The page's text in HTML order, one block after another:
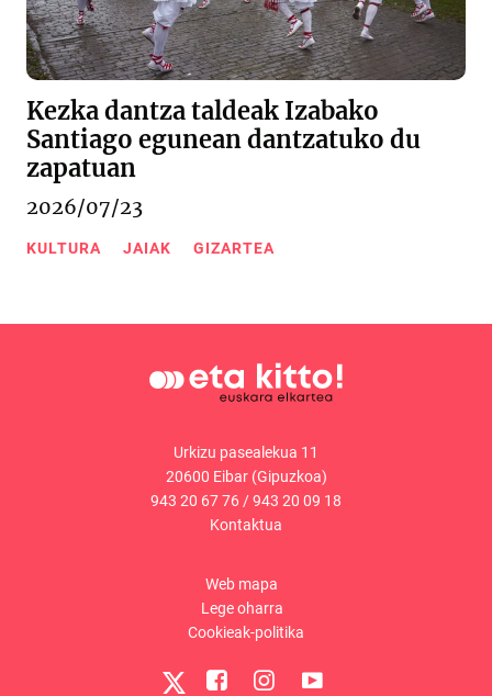
Kezka dantza taldeak Izabako
Santiago egunean dantzatuko du
zapatuan
2026/07/23
KULTURA JAIAK GIZARTEA
Urkizu pasealekua 11
20600 Eibar (Gipuzkoa)
943 20 67 76/943 20 09 18
Kontaktua
Web mapa
Lege oharra
Cookieak-politika